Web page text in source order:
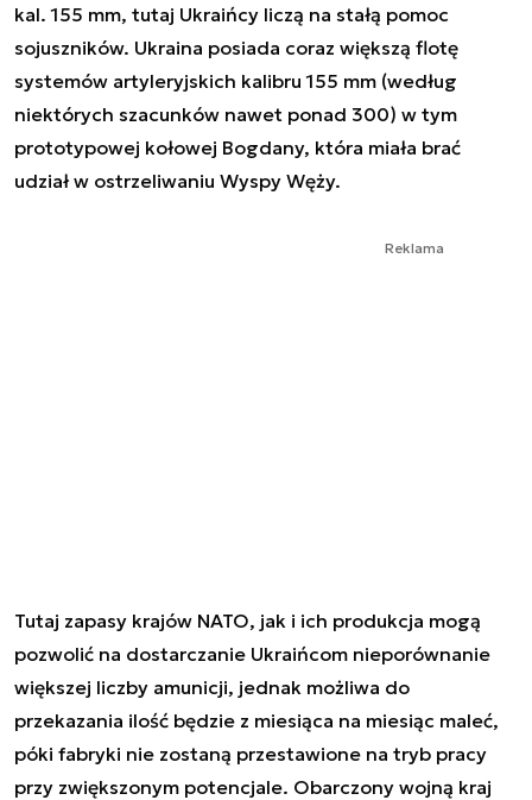
kal. 155 mm, tutaj Ukraińcy liczą na stałą pomoc
sojuszników. Ukraina posiada coraz większą flotę
systemów artyleryjskich kalibru 155 mm (według
niektórych szacunków nawet ponad 300) w tym
prototypowej kołowej Bogdany, która miała brać
udział w ostrzeliwaniu Wyspy Węży.
Reklama
Tutaj zapasy krajów NATO, jak i ich produkcja mogą
pozwolić na dostarczanie Ukraińcom nieporównanie
większej liczby amunicji, jednak możliwa do
przekazania ilość będzie z miesiąca na miesiąc maleć,
póki fabryki nie zostaną przestawione na tryb pracy
przy zwiększonym potencjale. Obarczony wojną kraj